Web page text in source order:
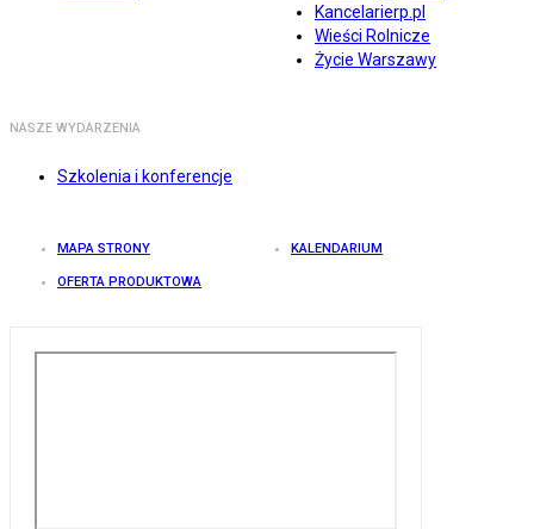
Kancelarierp.pl
Wieści Rolnicze
Życie Warszawy
NASZE WYDARZENIA
Szkolenia i konferencje
MAPA STRONY KALENDARIUM
OFERTA PRODUKTOWA